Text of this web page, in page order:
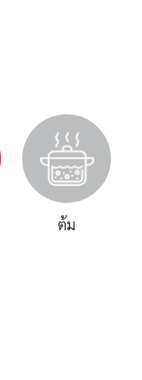
ต้ม